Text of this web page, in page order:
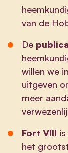
van de
De
willen we
uitgeven
meer
Fort VIII
het